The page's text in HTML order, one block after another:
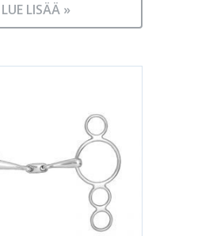
LUE LISÄÄ »